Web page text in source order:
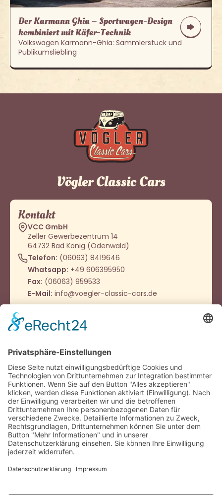
Der Karmann Ghia – Sportwagen-Design
kombiniert mit Käfer-Technik
Volkswagen Karmann-Ghia: Sammlerstück und
Publikumsliebling
Vögler Classic Cars
Kontakt
VCC GmbH
Zeller Gewerbezentrum 14
64732 Bad König (Odenwald)
Telefon: (06063) 8419646
Whatsapp: +49 606395950
Fax: (06063) 959533
E-Mail: info@voegler-classic-cars.de
Öffnungszeiten
Montag - Donnerstag
9:00 – 12:00 Uhr
14:00 - 16:00 Uhr
Oder nach Vereinbarung
Häufig besucht
Impressum
Datenschutz
Cookie-Einstellungen